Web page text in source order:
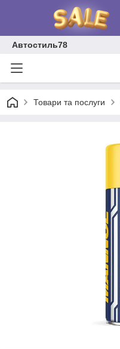
Автостиль78
Товари та послуги